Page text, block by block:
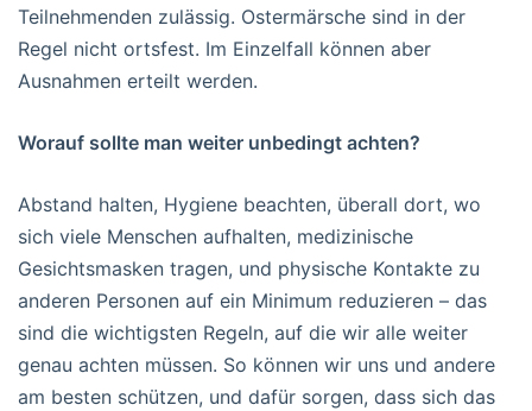
Teilnehmenden zulässig. Ostermärsche sind in der
Regel nicht ortsfest. Im Einzelfall können aber
Ausnahmen erteilt werden.
Worauf sollte man weiter unbedingt achten?
Abstand halten, Hygiene beachten, überall dort, wo
sich viele Menschen aufhalten, medizinische
Gesichtsmasken tragen, und physische Kontakte zu
anderen Personen auf ein Minimum reduzieren – das
sind die wichtigsten Regeln, auf die wir alle weiter
genau achten müssen. So können wir uns und andere
am besten schützen, und dafür sorgen, dass sich das